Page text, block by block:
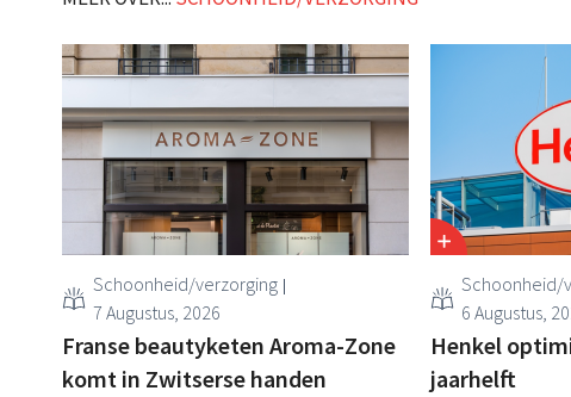
Schoonheid/verzorging
7 Augustus, 2026
Franse beautyketen Aroma-Zone
komt in Zwitserse handen
Schoonheid/
6 Augustus,
Henkel
jaarhelft